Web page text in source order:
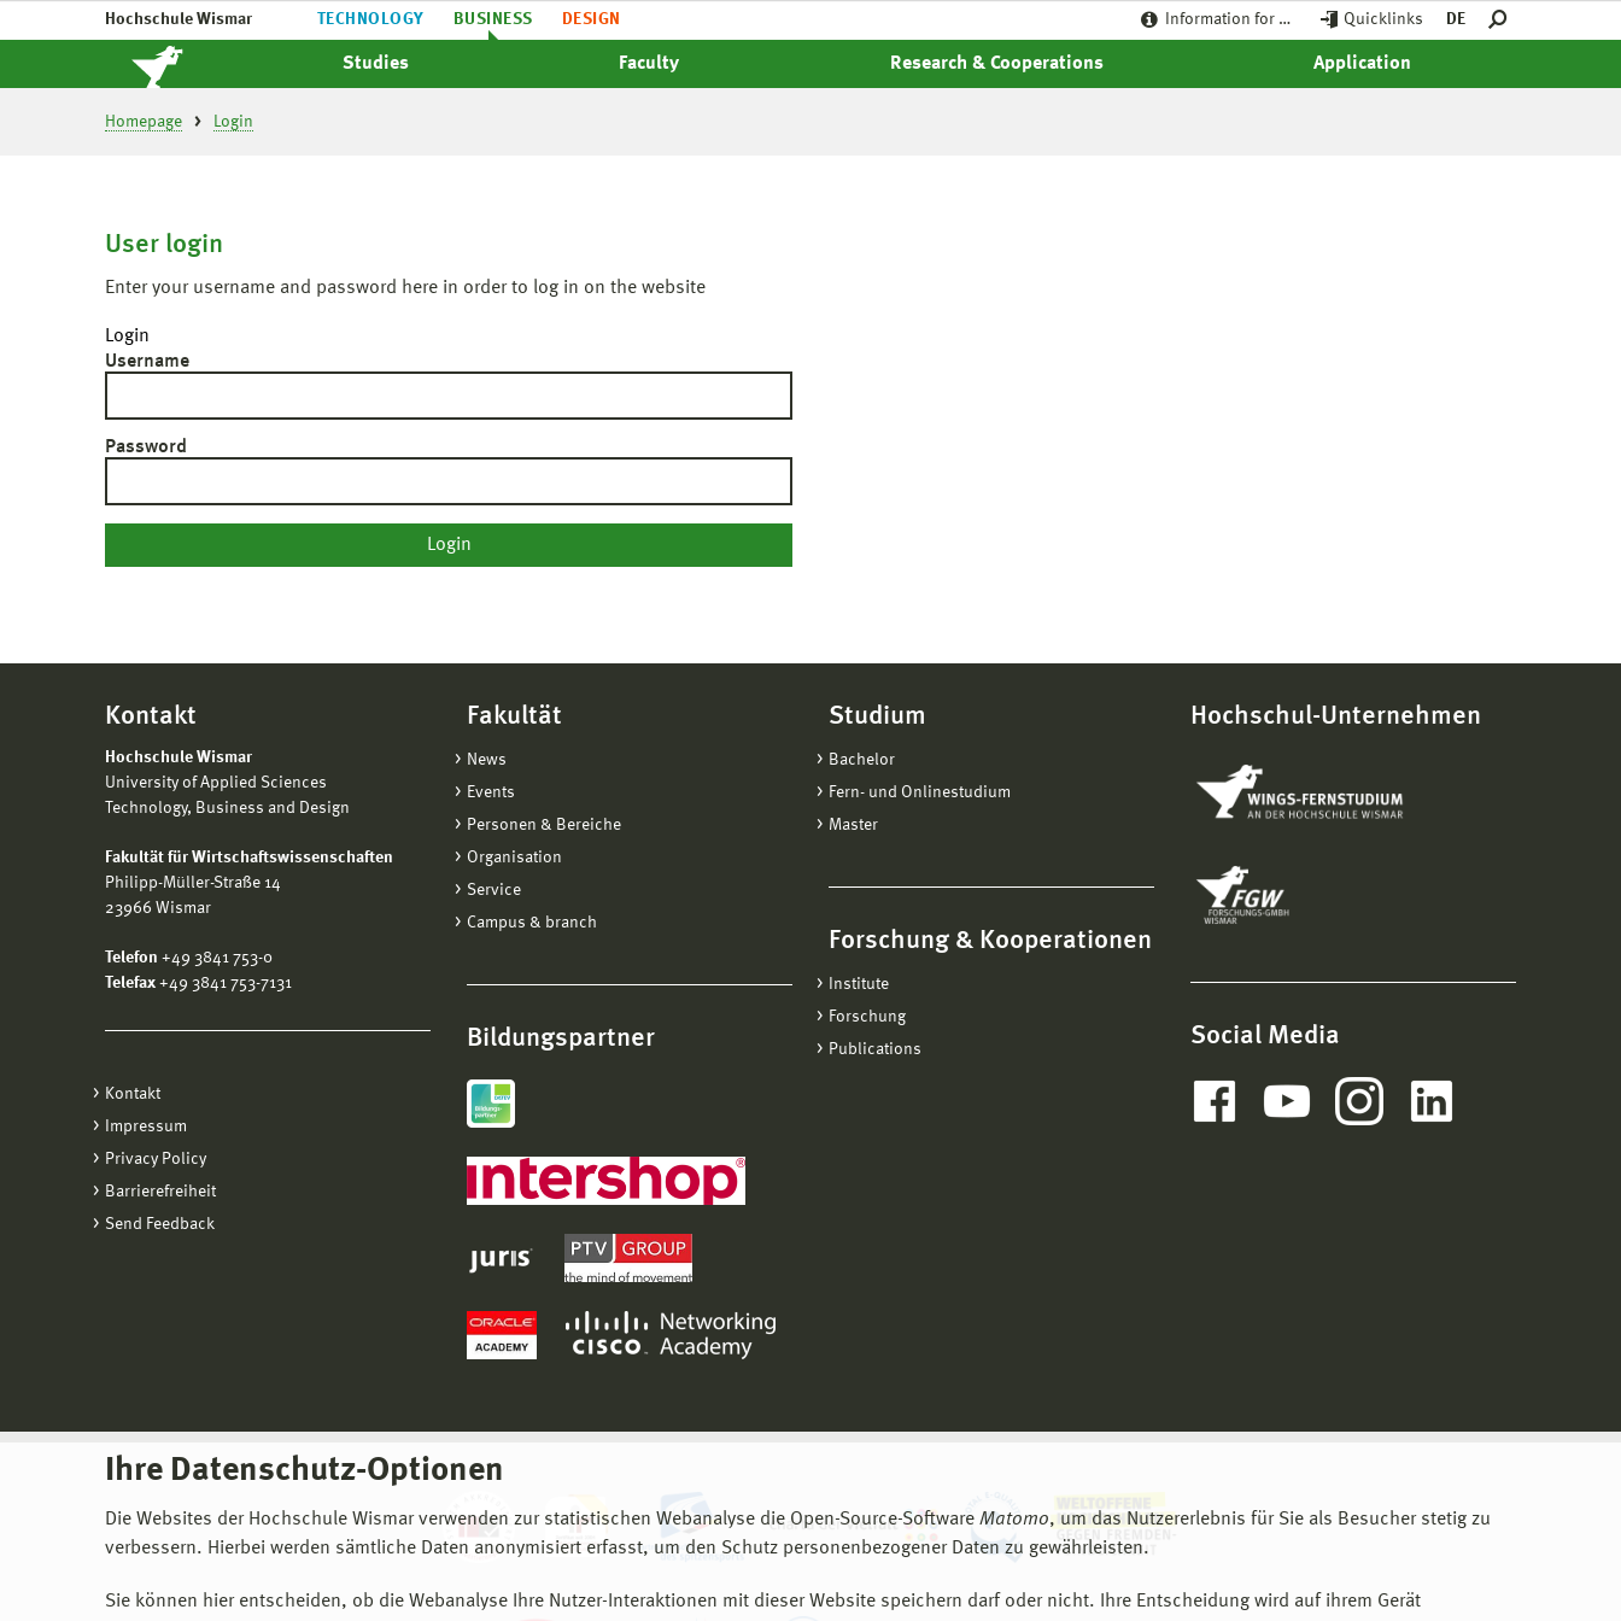
Hochschule Wismar TECHNOLOGY BUSINESS DESIGN Information for … Quicklinks DE
Studies Faculty Research & Cooperations Application
Homepage Login
Ihre Datenschutz-Optionen
Die Websites der Hochschule Wismar verwenden zur statistischen Webanalyse die Open-Source-Software Matomo, um das Nutzererlebnis für Sie als Besucher stetig zu
verbessern. Hierbei werden sämtliche Daten anonymisiert erfasst, um den Schutz personenbezogener Daten zu gewährleisten.
Sie können hier entscheiden, ob die Webanalyse Ihre Nutzer-Interaktionen mit dieser Website speichern darf oder nicht. Ihre Entscheidung wird auf ihrem Gerät
User login
Enter your username and password here in order to log in on the website
Login
Username
Password
Kontakt
Hochschule Wismar
University of Applied Sciences
Technology, Business and Design
Fakultät für Wirtschaftswissenschaften
Philipp-Müller-Straße 14
23966 Wismar
Telefon +49 3841 753-0
Telefax +49 3841 753-7131
Kontakt
Impressum
Privacy Policy
Barrierefreiheit
Send Feedback
Fakultät
News
Events
Personen & Bereiche
Organisation
Service
Campus & branch
Bildungspartner
Studium
Bachelor
Fern- und Onlinestudium
Master
Forschung & Kooperationen
Institute
Forschung
Publications
Hochschul-Unternehmen
Social Media